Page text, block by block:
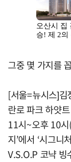
그중 몇 가지를
[서울=뉴시스]
란로 파크 하얏
11시~오후 10시
지’에서 ‘시그니
V.S.O.P 코냑 빙